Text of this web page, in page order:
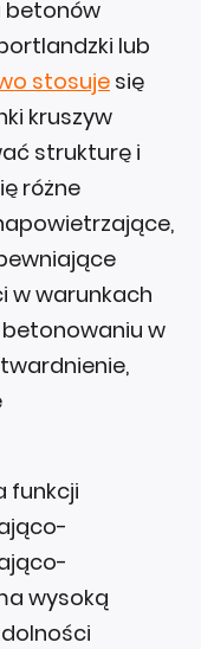
betonów
lub
stosuje się
kruszyw
strukturę i
różne
w warunkach
w
funkcji
wysoką